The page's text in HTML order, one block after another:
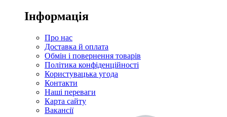
Інформація
Про нас
Доставка й оплата
Обмін і повернення товарів
Політика конфіденційності
Користувацька угода
Контакти
Наші переваги
Карта сайту
Вакансії